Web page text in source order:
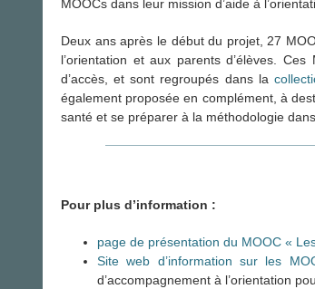
MOOCs dans leur mission d’aide à
Deux ans après le début du projet, 27
l’orientation et aux parents d’élèves.
d’accès, et sont regroupés dans la
également proposée en complément, à
santé et se préparer à la méthodologie
Pour plus d’information :
page de présentation du MOOC «
Site web d’information sur les
d’accompagnement à l’orientation